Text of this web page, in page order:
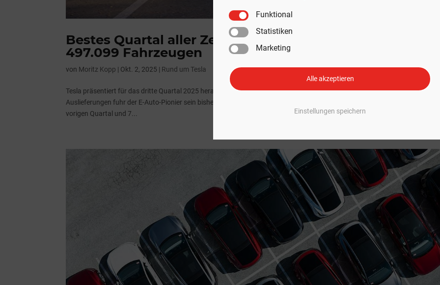
Funktional
Statistiken
Marketing
Alle akzeptieren
Einstellungen speichern
Bestes Quartal aller Zeiten: Tesla meldet Auslieferung
497.099 Fahrzeugen
von Moritz Kopp | Okt. 2, 2025 | Rund um Tesla
Tesla präsentiert für das dritte Quartal 2025 herausragende Ergebnisse: Mit 447.450 produzierten Einheiten und 497.099
Auslieferungen fuhr der E-Auto-Pionier sein bisher stärkstes Quartal ein. Das Wachstum entspricht 29 Prozent gegenüber
vorigen Quartal und 7...